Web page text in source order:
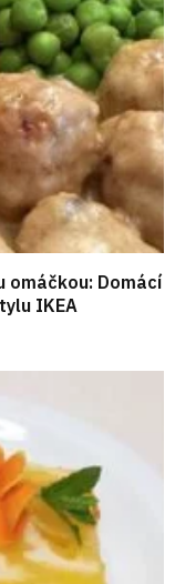
omáčkou: Domácí
IKEA